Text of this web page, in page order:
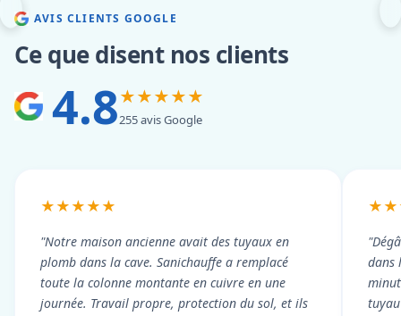
AVIS CLIENTS GOOGLE
Ce que disent nos clients
4.8★★★★★
255 avis Google
★★★★★
"Notre maison ancienne avait des tuyaux en
plomb dans la cave. Sanichauffe a remplacé
toute la colonne montante en cuivre en une
journée. Travail propre, protection du sol, et ils
dans